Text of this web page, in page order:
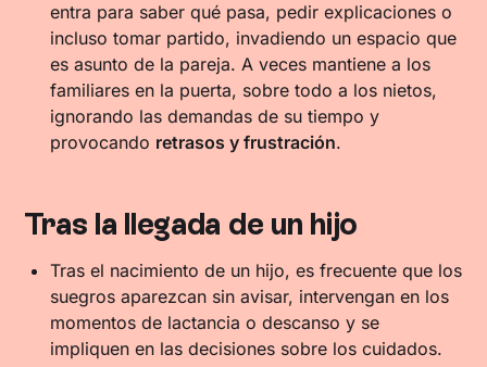
entra para saber qué pasa, pedir explicaciones o
incluso tomar partido, invadiendo un espacio que
es asunto de la pareja. A veces mantiene a los
familiares en la puerta, sobre todo a los nietos,
ignorando las demandas de su tiempo y
provocando retrasos y frustración.
Tras la llegada de un hijo
Tras el nacimiento de un hijo, es frecuente que los
suegros aparezcan sin avisar, intervengan en los
momentos de lactancia o descanso y se
impliquen en las decisiones sobre los cuidados.